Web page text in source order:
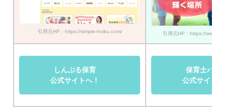
引用元HP：https://simple-hoiku.com/ 引用元HP：https://
しんぷる保育
公式サイトへ！
保育士バン
公式サイト